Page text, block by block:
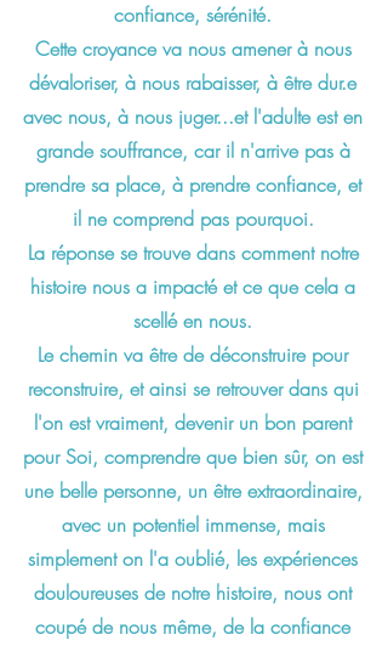
confiance, sérénité.
Cette croyance va nous amener à nous
dévaloriser, à nous rabaisser, à être dur.e
avec nous, à nous juger...et l'adulte est en
grande souffrance, car il n'arrive pas à
prendre sa place, à prendre confiance, et
il ne comprend pas pourquoi.
La réponse se trouve dans comment notre
histoire nous a impacté et ce que cela a
scellé en nous.
Le chemin va être de déconstruire pour
reconstruire, et ainsi se retrouver dans qui
l'on est vraiment, devenir un bon parent
pour Soi, comprendre que bien sûr, on est
une belle personne, un être extraordinaire,
avec un potentiel immense, mais
simplement on l'a oublié, les expériences
douloureuses de notre histoire, nous ont
coupé de nous même, de la confiance